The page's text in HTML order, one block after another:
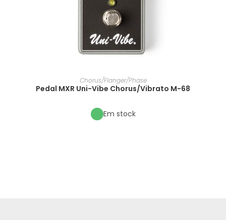
Chorus/Flanger/Phase
Pedal MXR Uni-Vibe Chorus/Vibrato M-68
Em stock